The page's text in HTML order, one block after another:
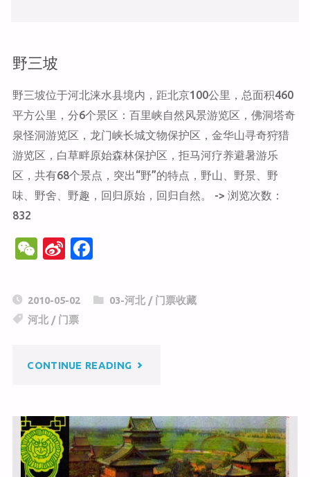
野三坡
野三坡位于河北涞水县境内，距北京100公里，总面积460
平方公里，分6个景区：百里峡自然风景游览区，佛洞塔奇
泉怪洞游览区，龙门峡长城文物保护区，金华山寻奇狩猎
游览区，白草畔原始森林保护区，拒马河疗养避暑游乐
区，共有68个景点，突出“野”的特点，野山、野景、野
味、野舍、野趣，回归原始，回归自然。 -> 浏览次数：
832
W
C
h
Si
a
W
b
F
c
o
2010-05-02 03-河北/ 门票收藏
河北 / 门票
CONTINUE READING"野
坡"